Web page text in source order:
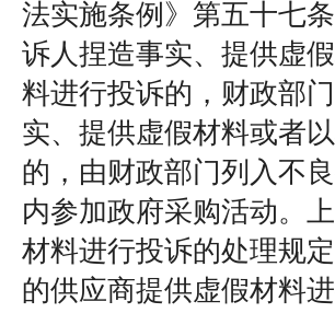
法实施条例》第五十七
诉人捏造事实、提供虚
料进行投诉的，财政部
实、提供虚假材料或者
的，由财政部门列入不
内参加政府采购活动。
材料进行投诉的处理规
的供应商提供虚假材料